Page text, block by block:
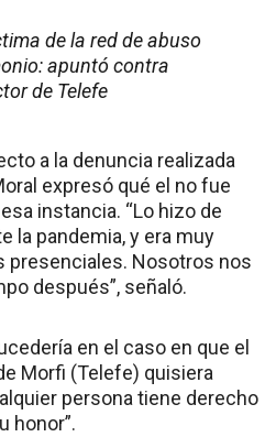
de la red de abuso
apuntó contra
de Telefe
a la denuncia realizada
expresó qué el no fue
instancia. “Lo hizo de
la pandemia, y era muy
presenciales. Nosotros nos
después”, señaló.
en el caso en que el
Morfi (Telefe) quisiera
persona tiene derecho
honor”.